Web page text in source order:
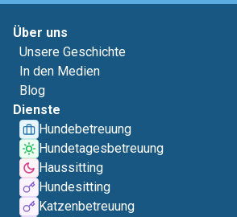
Über uns
Unsere Geschichte
In den Medien
Blog
Dienste
Hundebetreuung
Hundetagesbetreuung
Haussitting
Hundesitting
Katzenbetreuung